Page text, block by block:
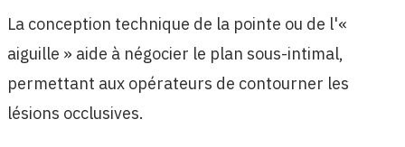
La conception technique de la pointe ou de l'«
aiguille » aide à négocier le plan sous-intimal,
permettant aux opérateurs de contourner les
lésions occlusives.